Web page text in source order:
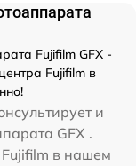
Fujifilm GFX -
Fujifilm в
и
GFX .
Fujifilm в нашем